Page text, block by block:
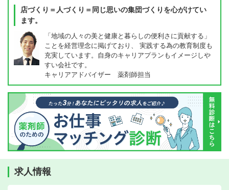
店づくり＝人づくり＝同じ思いの集団づくりを心がけてい
ます。
「地域の人々の美と健康と暮らしの便利さに貢献する」
ことを経営理念に掲げており、 実践する為の教育制度も
充実しています。自身のキャリアプランもイメージしや
すい会社です。
キャリアアドバイザー 薬剤師担当
求人情報